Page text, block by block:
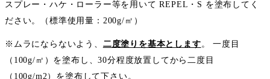
スプレー・ハケ・ローラー等を用いて REPEL・S を塗布してく
ださい。（標準使用量：200g/㎡）
※ムラにならないよう、 二度塗りを基本とします 。 一度目
（100g/㎡）を塗布し、30分程度放置してから二度目
（100g/m2）を塗布して下さい。